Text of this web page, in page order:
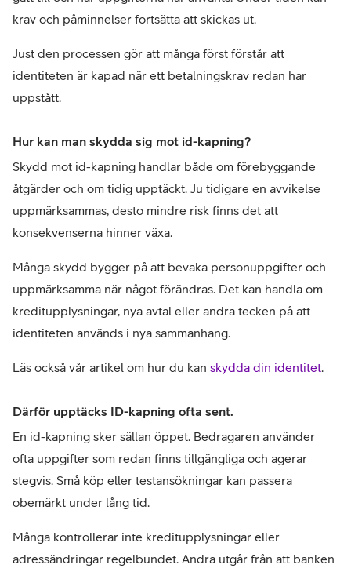
krav och påminnelser fortsätta att skickas ut.
Just den processen gör att många först förstår att
identiteten är kapad när ett betalningskrav redan har
uppstått.
Hur kan man skydda sig mot id-kapning?
Skydd mot id-kapning handlar både om förebyggande
åtgärder och om tidig upptäckt. Ju tidigare en avvikelse
uppmärksammas, desto mindre risk finns det att
konsekvenserna hinner växa.
Många skydd bygger på att bevaka personuppgifter och
uppmärksamma när något förändras. Det kan handla om
kreditupplysningar, nya avtal eller andra tecken på att
identiteten används i nya sammanhang.
Läs också vår artikel om hur du kan skydda din identitet.
Därför upptäcks ID-kapning ofta sent.
En id-kapning sker sällan öppet. Bedragaren använder
ofta uppgifter som redan finns tillgängliga och agerar
stegvis. Små köp eller testansökningar kan passera
obemärkt under lång tid.
Många kontrollerar inte kreditupplysningar eller
adressändringar regelbundet. Andra utgår från att banken